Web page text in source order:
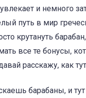
и немного
путь в мир
крутануть
все те бонусы,
расскажу, как
барабаны, и тут